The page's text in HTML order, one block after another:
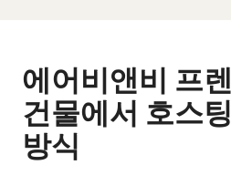
에어비앤비 프
건물에서 호스
방식